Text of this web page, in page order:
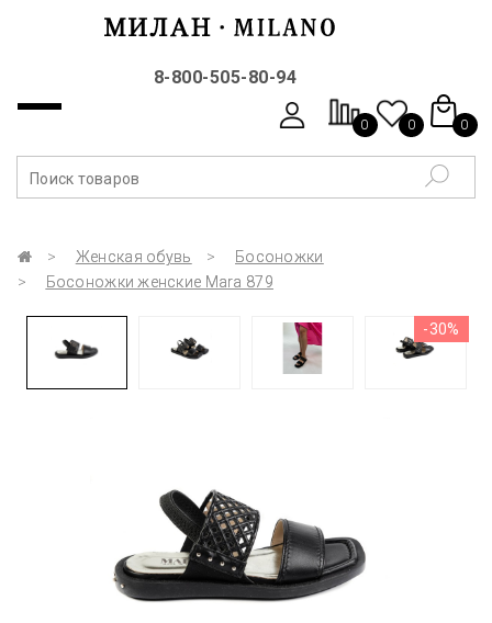
8-800-505-80-94
0 0 0
Женская обувь
Босоножки
Босоножки женские Mara 879
-30%